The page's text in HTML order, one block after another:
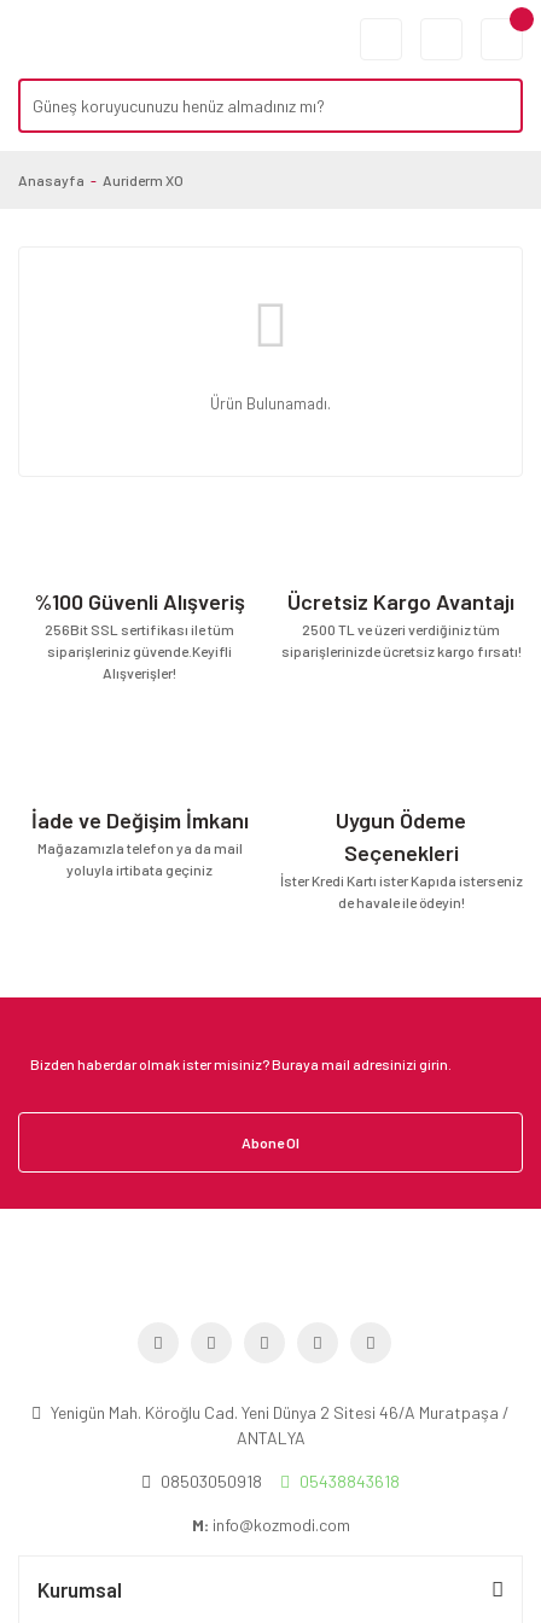
Anasayfa Auriderm XO
Ürün Bulunamadı.
%100 Güvenli Alışveriş
256Bit SSL sertifikası ile tüm
siparişleriniz güvende.Keyifli
Alışverişler!
Ücretsiz Kargo Avantajı
2500 TL ve üzeri verdiğiniz tüm
siparişlerinizde ücretsiz kargo fırsatı!
İade ve Değişim İmkanı
Mağazamızla telefon ya da mail
yoluyla irtibata geçiniz
Uygun Ödeme
Seçenekleri
İster Kredi Kartı ister Kapıda isterseniz
de havale ile ödeyin!
Abone Ol
Yenigün Mah. Köroğlu Cad. Yeni Dünya 2 Sitesi 46/A Muratpaşa /
ANTALYA
08503050918 05438843618
M: info@kozmodi.com
Kurumsal